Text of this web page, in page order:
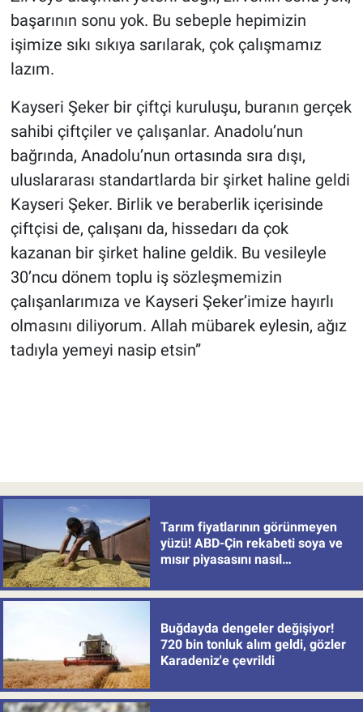
başarının sonu yok. Bu sebeple hepimizin
işimize sıkı sıkıya sarılarak, çok çalışmamız
lazım.
Kayseri Şeker bir çiftçi kuruluşu, buranın gerçek
sahibi çiftçiler ve çalışanlar. Anadolu’nun
bağrında, Anadolu’nun ortasında sıra dışı,
uluslararası standartlarda bir şirket haline geldi
Kayseri Şeker. Birlik ve beraberlik içerisinde
çiftçisi de, çalışanı da, hissedarı da çok
kazanan bir şirket haline geldik. Bu vesileyle
30’ncu dönem toplu iş sözleşmemizin
çalışanlarımıza ve Kayseri Şeker’imize hayırlı
olmasını diliyorum. Allah mübarek eylesin, ağız
tadıyla yemeyi nasip etsin”
Tarım fiyatlarının görünmeyen
yüzü! ABD-Çin rekabeti soya ve
mısır piyasasını nasıl
Buğdayda dengeler değişiyor!
720 bin tonluk alım geldi, gözler
Karadeniz'e çevrildi